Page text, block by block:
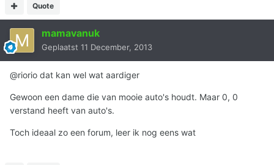
Quote
mamavanuk
Geplaatst 11 December, 2013
@riorio dat kan wel wat aardiger
Gewoon een dame die van mooie auto's houdt. Maar 0, 0
verstand heeft van auto's.
Toch ideaal zo een forum, leer ik nog eens wat